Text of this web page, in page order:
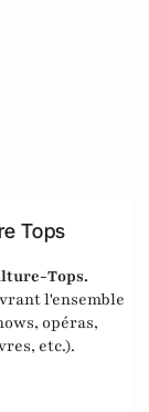
Tops
Tops.
l'ensemble
opéras,
etc.).